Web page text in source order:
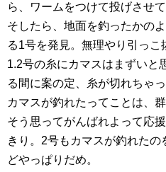
ら、ワームをつけて投げさせて
そしたら、地面を釣ったかの
る1号を発見。無理やり引っこ
1.2号の糸にカマスはまずいと
る間に案の定、糸が切れちゃ
カマスが釣れたってことは、
そう思ってがんばれよって応
きり。2号もカマスが釣れた
どやっぱりだめ。